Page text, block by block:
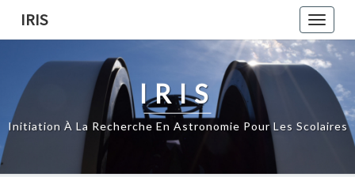
Toggle
IRIS
IRIS
Initiation À La Recherche En Astronomie Pour Les Scolaires